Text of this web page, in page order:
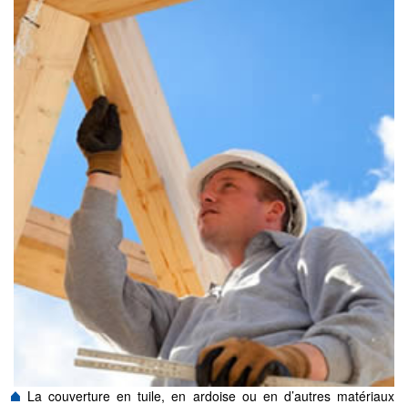
La couverture en tuile, en ardoise ou en d’autres matériaux